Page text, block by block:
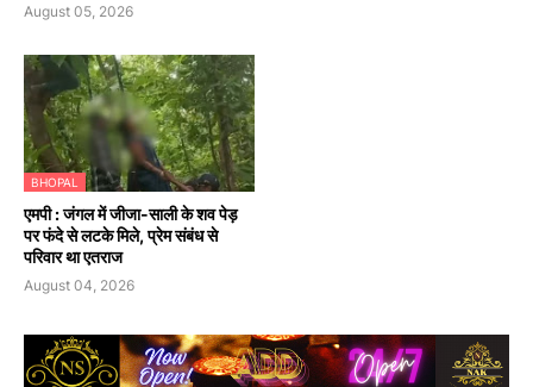
August 05, 2026
BHOPAL
एमपी : जंगल में जीजा-साली के शव पेड़
पर फंदे से लटके मिले, प्रेम संबंध से
परिवार था एतराज
August 04, 2026